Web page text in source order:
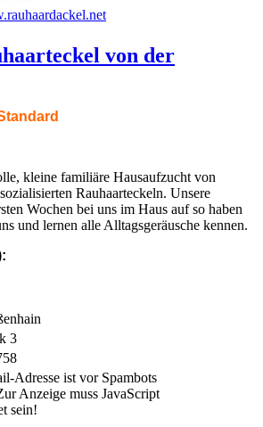
von der
kleine familiäre Hausaufzucht von
Rauhaarteckeln. Unsere
Wochen bei uns im Haus auf so haben
und lernen alle Alltagsgeräusche kennen.
3
Adresse ist vor Spambots
Anzeige muss JavaScript
sein!